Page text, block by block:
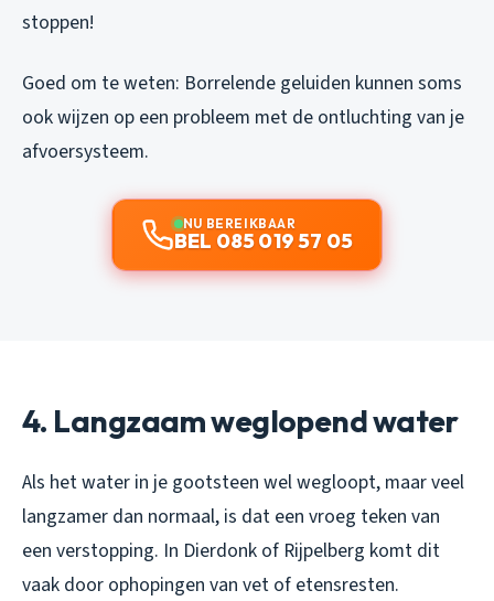
stoppen!
Goed om te weten: Borrelende geluiden kunnen soms
ook wijzen op een probleem met de ontluchting van je
afvoersysteem.
NU BEREIKBAAR
BEL 085 019 57 05
4. Langzaam weglopend water
Als het water in je gootsteen wel wegloopt, maar veel
langzamer dan normaal, is dat een vroeg teken van
een verstopping. In Dierdonk of Rijpelberg komt dit
vaak door ophopingen van vet of etensresten.